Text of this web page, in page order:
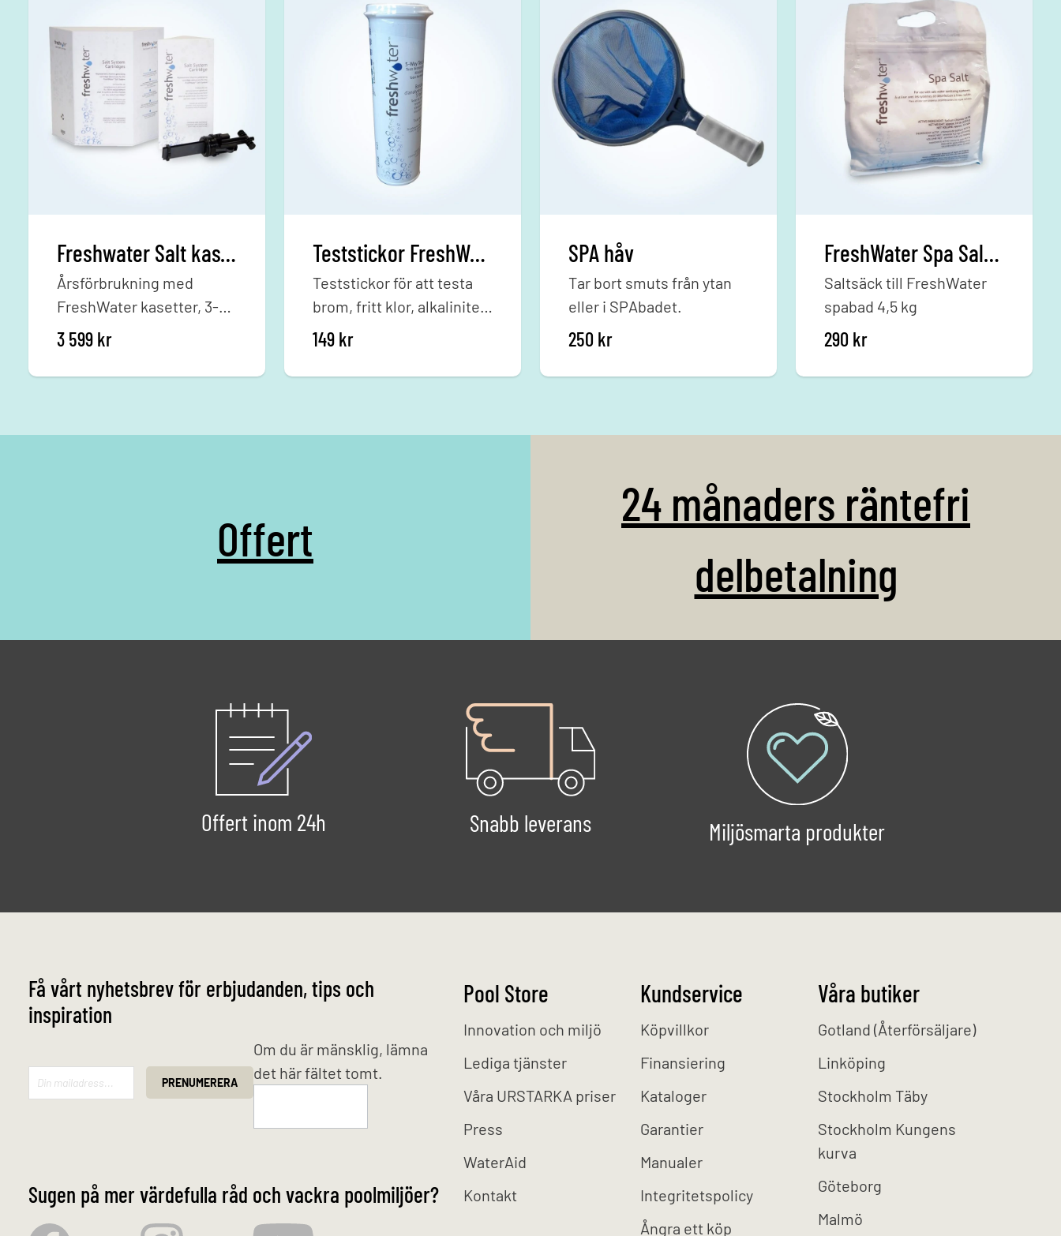
Freshwater Salt kassetter - 3-pack
Årsförbrukning med
FreshWater kasetter, 3-
pack.
3 599 kr
Teststickor FreshWater 5 i 1
Teststickor för att testa
brom, fritt klor, alkalinitet,
pH samt vattnets hårdhet
149 kr
SPA håv
Tar bort smuts från ytan
eller i SPAbadet.
250 kr
FreshWater Spa Salt 4,5kg
Saltsäck till FreshWater
spabad 4,5 kg
290 kr
Offert
24 månaders räntefri
delbetalning
Offert inom 24h Snabb leverans Miljösmarta produkter
Få vårt nyhetsbrev för erbjudanden, tips och
inspiration
PRENUMERERA
Om du är mänsklig, lämna
det här fältet tomt.
Sugen på mer värdefulla råd och vackra poolmiljöer?
Pool Store
Innovation och miljö
Lediga tjänster
Våra URSTARKA priser
Press
WaterAid
Kontakt
Kundservice
Köpvillkor
Finansiering
Kataloger
Garantier
Manualer
Integritetspolicy
Ångra ett köp
Våra butiker
Gotland (Återförsäljare)
Linköping
Stockholm Täby
Stockholm Kungens
kurva
Göteborg
Malmö